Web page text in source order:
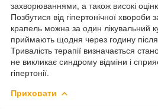
захворюваннями, а також високі
Позбутися від гіпертонічної
крапель можна за один лікувальний
приймають щодня через годину після
Тривалість терапії визначається
не викликає синдрому відміни і
гіпертонії.
Приховати